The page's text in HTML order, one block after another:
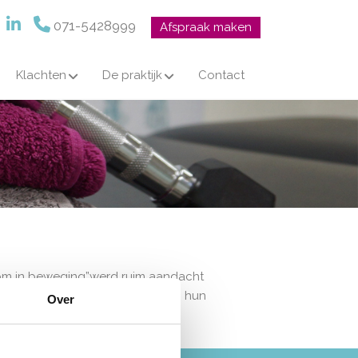
Over
071-5428999 Afspraak maken
Klachten De praktijk Contact
in beweging”werd ruim aandacht
tussen de 8 en 12 jaar, en hun